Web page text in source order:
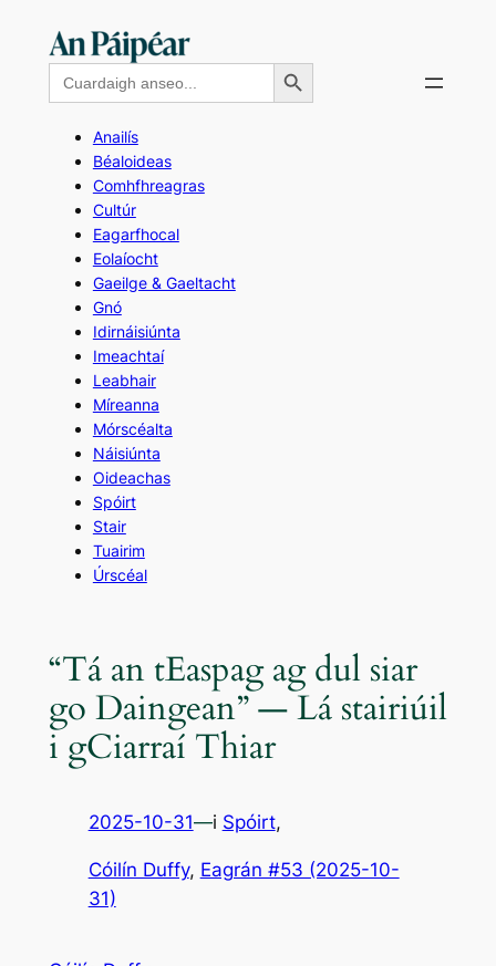
contentSearch
for:
Search Button
Anailís
Béaloideas
Comhfhreagras
Cultúr
Eagarfhocal
Eolaíocht
Gaeilge & Gaeltacht
Gnó
Idirnáisiúnta
Imeachtaí
Leabhair
Míreanna
Mórscéalta
Náisiúnta
Oideachas
Spóirt
Stair
Tuairim
Úrscéal
“Tá an tEaspag ag dul siar
go Daingean” — Lá stairiúil
i gCiarraí Thiar
2025-10-31—i Spóirt,
Cóilín Duffy, Eagrán #53 (2025-10-
31)